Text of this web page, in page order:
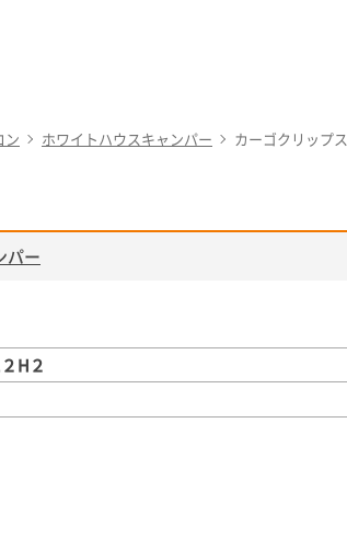
ン ホワイトハウスキャンパー カーゴクリップス
パー
H２